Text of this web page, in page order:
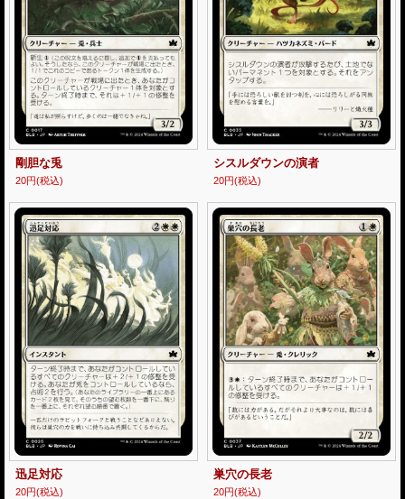
剛胆な兎
20円(税込)
シスルダウンの演者
20円(税込)
迅足対応
20円(税込)
巣穴の長老
20円(税込)